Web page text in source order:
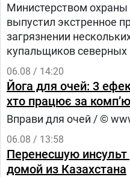
Министерством
выпустил экстренное
загрязнении
купальщиков северных
06.08 / 14:20
Йога для очей: 3
хто працює за
Вправи для очей / ©
06.08 / 13:58
Перенесшую инсульт
домой из Казахстана